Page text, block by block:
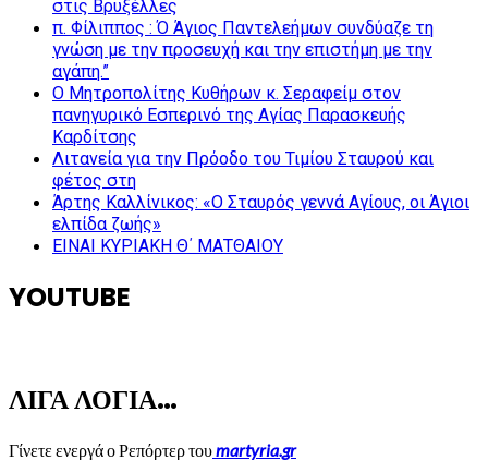
στις Βρυξέλλες
π. Φίλιππος : Ό Άγιος Παντελεήμων συνδύαζε τη
γνώση με την προσευχή και την επιστήμη με την
αγάπη.”
Ο Μητροπολίτης Κυθήρων κ. Σεραφείμ στον
πανηγυρικό Εσπερινό της Αγίας Παρασκευής
Καρδίτσης
Λιτανεία για την Πρόοδο του Τιμίου Σταυρού και
φέτος στη
Άρτης Καλλίνικος: «Ο Σταυρός γεννά Αγίους, οι Άγιοι
ελπίδα ζωής»
ΕΙΝΑΙ ΚΥΡΙΑΚΗ Θ΄ ΜΑΤΘΑΙΟΥ
YOUTUBE
ΛΙΓΑ ΛΟΓΙΑ…
Γίνετε ενεργά ο Ρεπόρτερ τουmartyria.gr